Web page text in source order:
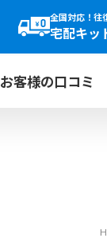
全国対応！往
宅配キッ
ブ
お客様の口コミ